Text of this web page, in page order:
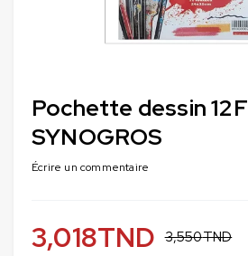
Pochette dessin 12F
SYNOGROS
Écrire un commentaire
3,550TND
3,018TND